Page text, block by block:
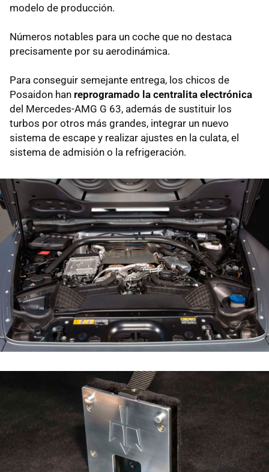
modelo de producción.
Números notables para un coche que no destaca
precisamente por su aerodinámica.
Para conseguir semejante entrega, los chicos de
Posaidon han reprogramado la centralita electrónica
del Mercedes-AMG G 63, además de sustituir los
turbos por otros más grandes, integrar un nuevo
sistema de escape y realizar ajustes en la culata, el
sistema de admisión o la refrigeración.